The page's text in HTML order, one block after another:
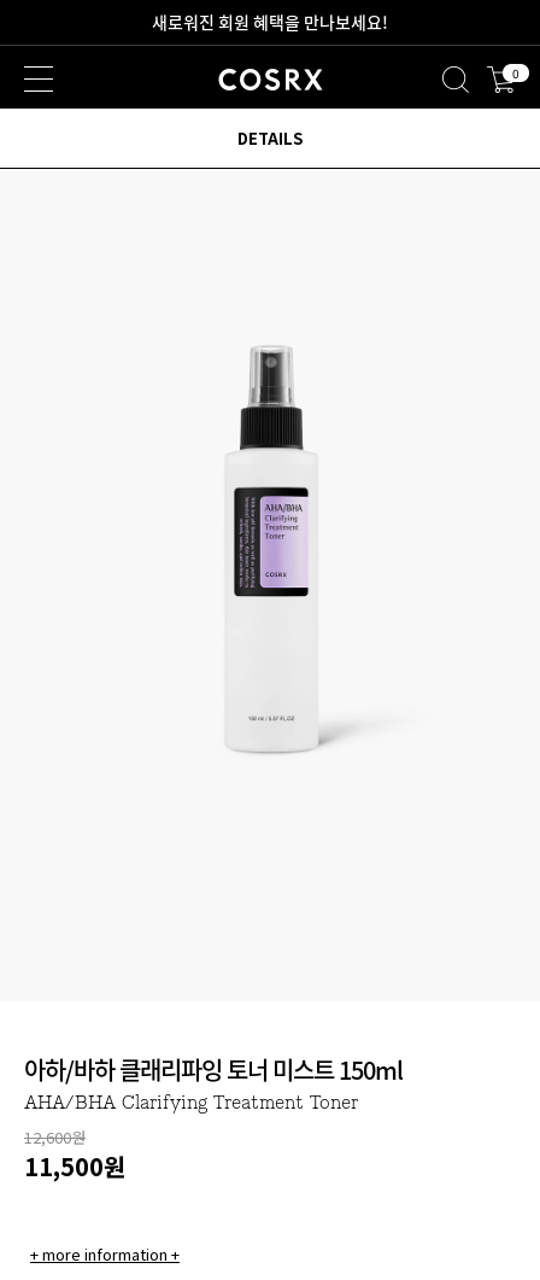
2만원 이상 무료 배송
0
아하/바하 클래리파잉 토너 미스트 150ml
AHA/BHA Clarifying Treatment Toner
12,600원
11,500원
+ more information +
DETAILS